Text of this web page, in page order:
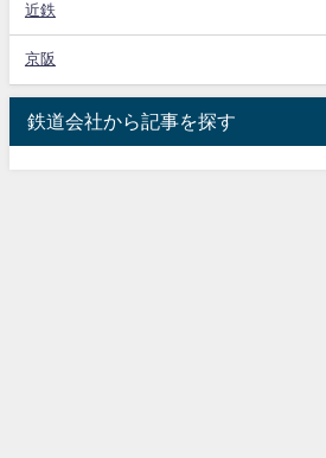
近鉄
京阪
鉄道会社から記事を探す